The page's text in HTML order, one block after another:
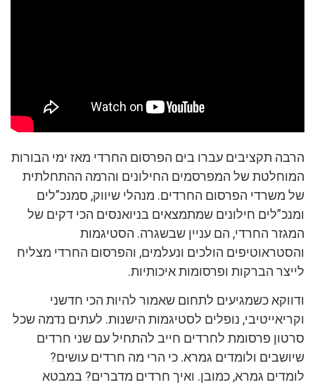
הרבה תקציבים עברו בים הפרסום החרדי מאז ימי הבורות
המוחלטת של המפרסמים החילונים והרמה ההתחלתית
של משרדי הפרסום החרדים. מנהלי שיווק, סמנכ”לים
ומנכ”לים חילונים שמתמצאים בניואנסים הכי דקים של
המגזר החרדי, הם עניין שבשגרה. הסטיגמות
והסטראוטיפים הולכים ונעלמים, והפרסום החרדי מצליח
לייצר הברקות ופרסומות איכותיות.
ודווקא כשמגיעים לתחום שאמור להיות הכי חדשני
וקריאייטיבי, נופלים לסטיגמות הישנות. לעתים נדמה שכל
סרטון פרסומת לחרדים חייב להתחיל עם שני חרדים
שיושבים ולומדים גמרא. כי הרי מה חרדים עושים?
לומדים גמרא, כמובן. ואיך חרדים מדברים? במבטא